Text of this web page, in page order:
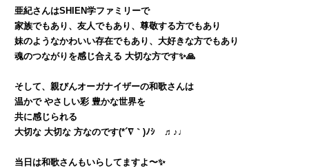
亜紀さんはSHIEN学ファミリーで
家族でもあり、友人でもあり、尊敬する方でもあり
妹のようなかわいい存在でもあり、大好きな方でもあり
魂のつながりを感じ合える 大切な方です✨🙏
そして、親びんオーガナイザーの和歌さんは
温かで やさしい彩 豊かな世界を
共に感じられる
大切な 大切な 方なのです(*´∇｀)ﾉｼ ♬♪♩
当日は和歌さんもいらしてますよ〜✨